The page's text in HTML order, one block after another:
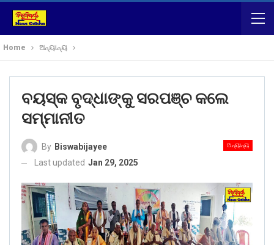
Home ଅନ୍ୟାନ୍ୟ
ବୟସ୍କ ବୃଦ୍ଧାଙ୍କୁ ସରପଞ୍ଚ କଲେ
ସମ୍ମାନୀତ
ଅନ୍ୟାନ୍ୟ
By Biswabijayee
Last updated Jan 29, 2025